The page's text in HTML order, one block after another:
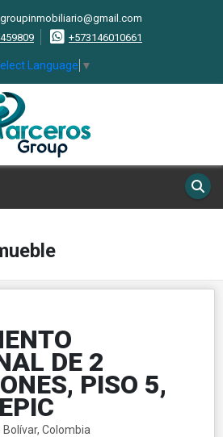
+573146010661
Language ▼
DE 2
PISO 5,
Colombia